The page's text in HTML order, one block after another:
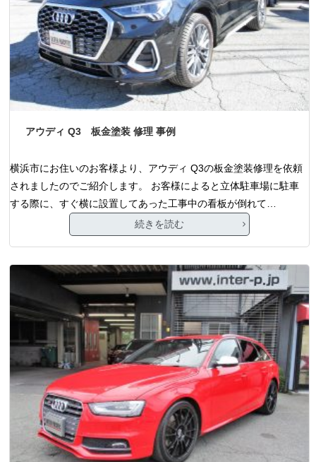
アウディ Q3 板金塗装 修理 事例
横浜市にお住いのお客様より、アウディ Q3の板金塗装修理を依頼
されましたのでご紹介します。 お客様によると立体駐車場に駐車
する際に、すぐ横に設置してあった工事中の看板が倒れて…
続きを読む